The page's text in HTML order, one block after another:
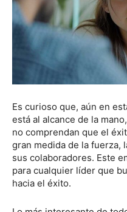
Es curioso que, aún en
está al alcance de la
no comprendan que el
gran medida de la fuerza,
sus colaboradores. Este
para cualquier líder que
hacia el éxito.